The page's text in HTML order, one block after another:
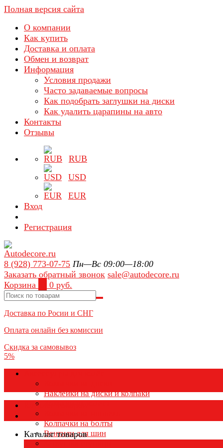
Полная версия сайта
О компании
Как купить
Доставка и оплата
Обмен и возврат
Информация
Условия продажи
Часто задаваемые вопросы
Как подобрать заглушки на диски
Как удалить царапины на авто
Контакты
Отзывы
RUB
USD
EUR
Вход
Регистрация
8 (928) 773-07-75 Пн—Вс 09:00—18:00
Заказать обратный звонок sale@autodecore.ru
Корзина
0 руб.
Доставка по Росии и СНГ
Оплата онлайн без комиссии
Скидка за самовывоз
5%
Наклейки на диски и колпаки
Колпаки на колеса
Колпачки на болты
Вентили для шин
Каталог товаров
Каталог товаров